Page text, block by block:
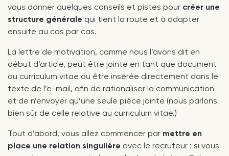
vous donner quelques conseils et pistes pour créer une
structure générale qui tient la route et à adapter
ensuite au cas par cas.
La lettre de motivation, comme nous l’avons dit en
début d’article, peut être jointe en tant que document
au curriculum vitae ou être insérée directement dans le
texte de l’e-mail, afin de rationaliser la communication
et de n’envoyer qu’une seule pièce jointe (nous parlons
bien sûr de celle relative au curriculum vitae.)
Tout d’abord, vous allez commencer par mettre en
place une relation singulière avec le recruteur : si vous